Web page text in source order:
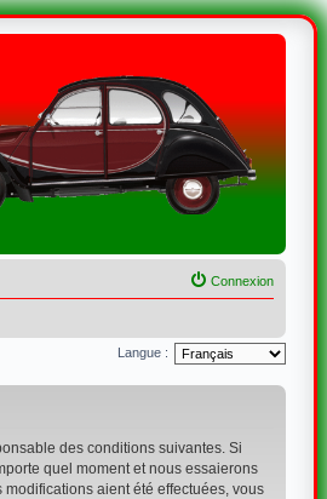
Connexion
Langue :
des conditions suivantes. Si
quel moment et nous essaierons
aient été effectuées, vous